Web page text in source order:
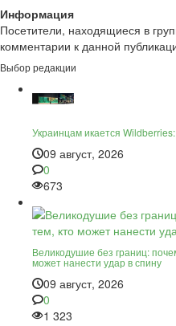
Информация
Посетители, находящиеся в
комментарии к данной
Выбор редакции
Украинцам икается
09 август, 2026
0
673
Великодушие без границ:
может нанести удар в спину
09 август, 2026
0
1 323